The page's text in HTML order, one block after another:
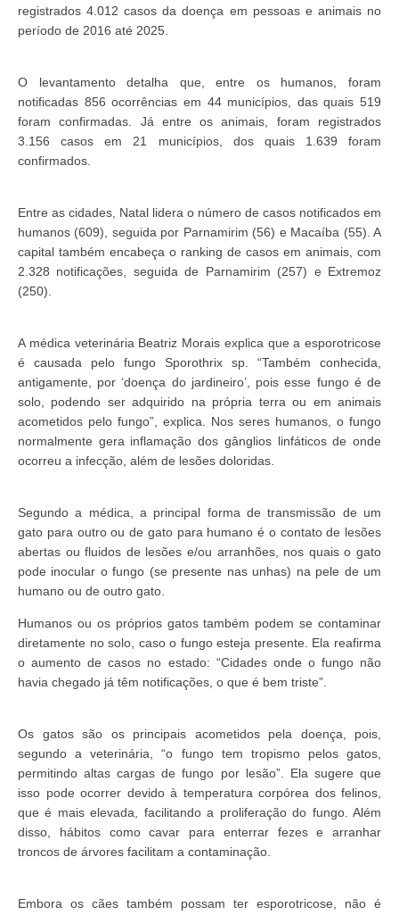
registrados 4.012 casos da doença em pessoas e animais no
período de 2016 até 2025.
O levantamento detalha que, entre os humanos, foram
notificadas 856 ocorrências em 44 municípios, das quais 519
foram confirmadas. Já entre os animais, foram registrados
3.156 casos em 21 municípios, dos quais 1.639 foram
confirmados.
Entre as cidades, Natal lidera o número de casos notificados em
humanos (609), seguida por Parnamirim (56) e Macaíba (55). A
capital também encabeça o ranking de casos em animais, com
2.328 notificações, seguida de Parnamirim (257) e Extremoz
(250).
A médica veterinária Beatriz Morais explica que a esporotricose
é causada pelo fungo Sporothrix sp. “Também conhecida,
antigamente, por ‘doença do jardineiro’, pois esse fungo é de
solo, podendo ser adquirido na própria terra ou em animais
acometidos pelo fungo”, explica. Nos seres humanos, o fungo
normalmente gera inflamação dos gânglios linfáticos de onde
ocorreu a infecção, além de lesões doloridas.
Segundo a médica, a principal forma de transmissão de um
gato para outro ou de gato para humano é o contato de lesões
abertas ou fluidos de lesões e/ou arranhões, nos quais o gato
pode inocular o fungo (se presente nas unhas) na pele de um
humano ou de outro gato.
Humanos ou os próprios gatos também podem se contaminar
diretamente no solo, caso o fungo esteja presente. Ela reafirma
o aumento de casos no estado: “Cidades onde o fungo não
havia chegado já têm notificações, o que é bem triste”.
Os gatos são os principais acometidos pela doença, pois,
segundo a veterinária, “o fungo tem tropismo pelos gatos,
permitindo altas cargas de fungo por lesão”. Ela sugere que
isso pode ocorrer devido à temperatura corpórea dos felinos,
que é mais elevada, facilitando a proliferação do fungo. Além
disso, hábitos como cavar para enterrar fezes e arranhar
troncos de árvores facilitam a contaminação.
Embora os cães também possam ter esporotricose, não é